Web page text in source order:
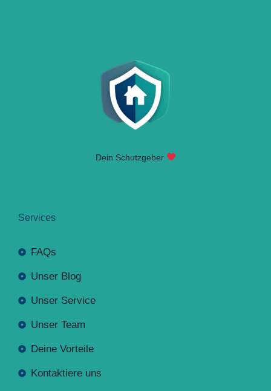
Dein Schutzgeber
Services
FAQs
Unser Blog
Unser Service
Unser Team
Deine Vorteile
Kontaktiere uns